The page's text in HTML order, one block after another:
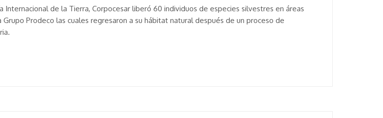
Internacional de la Tierra, Corpocesar liberó 60 individuos de especies silvestres en áreas
Prodeco las cuales regresaron a su hábitat natural después de un proceso de